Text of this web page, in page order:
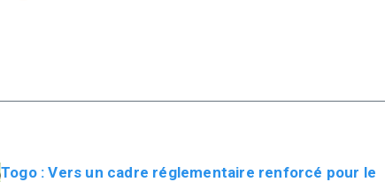
Togo : Vers un cadre réglementaire renforcé pour le